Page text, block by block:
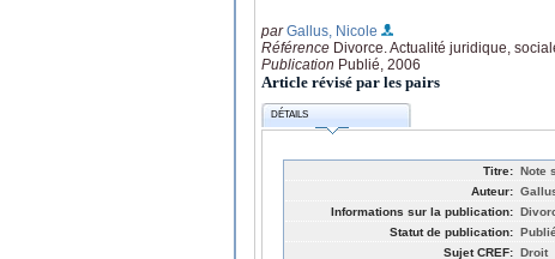
parGallus, Nicole
Référence Divorce. Actualité juridique,
Publication Publié, 2006
Article révisé par les pairs
DÉTAILS
Titre: Note
Auteur:
Informations sur la publication:
Statut de publication:
Sujet CREF: Droit